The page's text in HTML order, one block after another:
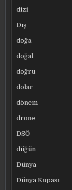
dizi
Dış
doğa
doğal
doğru
dolar
dönem
drone
DSÖ
düğün
Dünya
Dünya Kupası